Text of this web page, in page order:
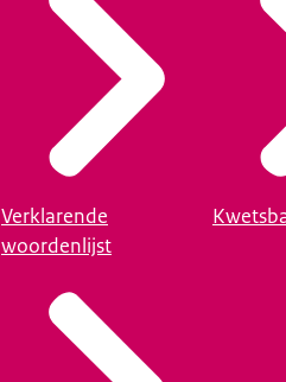
Verklarende
woordenlijst